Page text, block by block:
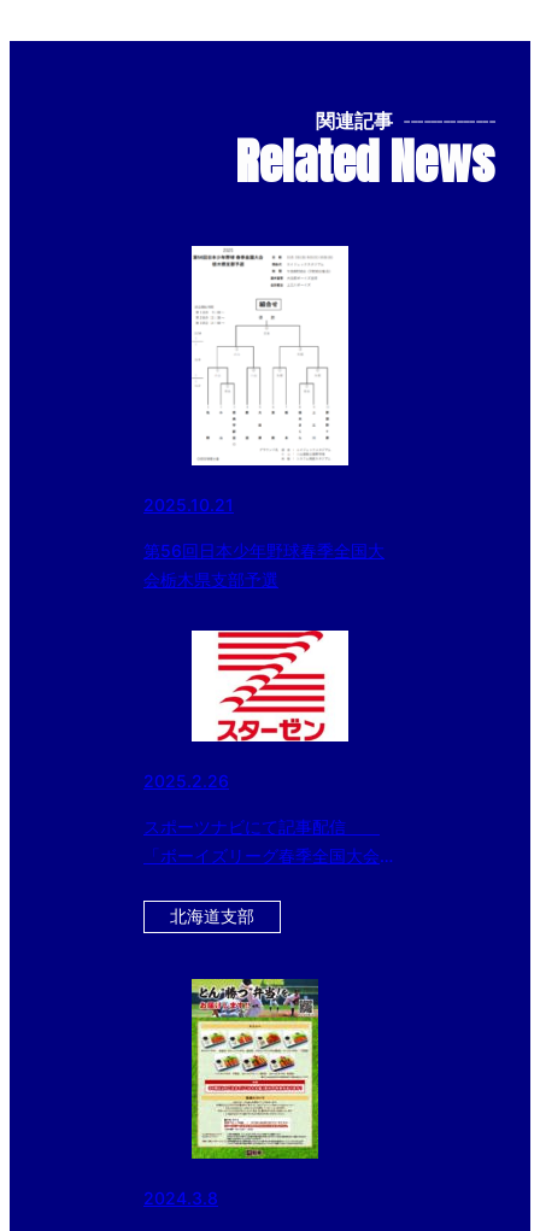
関連記事 --------------
Related News
2025.10.21
第56回日本少年野球春季全国大
会栃木県支部予選
2025.2.26
スポーツナビにて記事配信
「ボーイズリーグ春季全国大会の
社・横田社長が 『ドナルド・マ
談。」
北海道支部
2024.3.8